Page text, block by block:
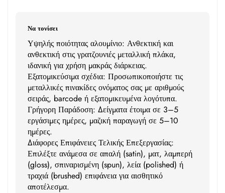
Να τονίσει
Υψηλής ποιότητας αλουμίνιο: Ανθεκτική και
ανθεκτική στις γρατζουνιές μεταλλική πλάκα,
ιδανική για χρήση μακράς διάρκειας.
Εξατομικεύσιμα σχέδια: Προσωπικοποιήστε τις
μεταλλικές πινακίδες ονόματος σας με αριθμούς
σειράς, barcode ή εξατομικευμένα λογότυπα.
Γρήγορη Παράδοση: Δείγματα έτοιμα σε 3–5
εργάσιμες ημέρες, μαζική παραγωγή σε 5–10
ημέρες.
Διάφορες Επιφάνειες Τελικής Επεξεργασίας:
Επιλέξτε ανάμεσα σε απαλή (satin), ματ, λαμπερή
(gloss), σπιναρισμένη (spun), λεία (polished) ή
τραχιά (brushed) επιφάνεια για αισθητικό
αποτέλεσμα.